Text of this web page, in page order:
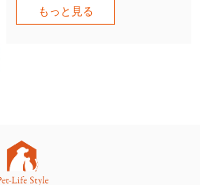
もっと見る